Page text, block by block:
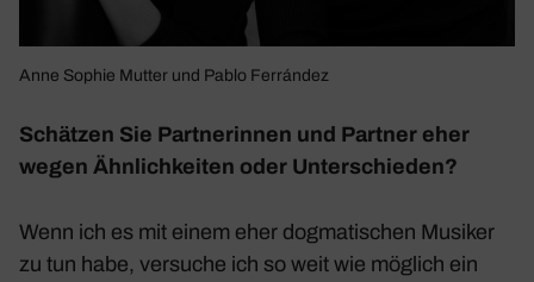
Anne Sophie Mutter und Pablo Ferrández
Schätzen Sie Part­ne­rinnen und Partner eher
wegen Ähnlich­keiten oder Unter­schieden?
Wenn ich es mit einem eher dogma­ti­schen Musiker
zu tun habe, versuche ich so weit wie möglich ein